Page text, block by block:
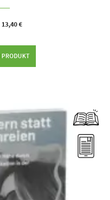
13,40€
PRODUKT